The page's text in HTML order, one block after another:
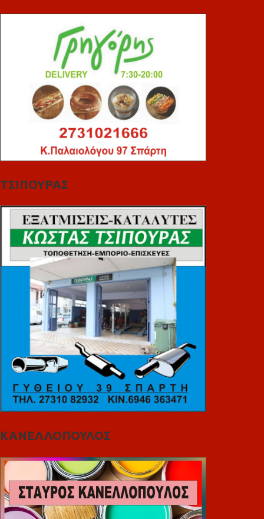
ΤΣΙΠΟΥΡΑΣ
ΚΑΝΕΛΛΟΠΟΥΛΟΣ